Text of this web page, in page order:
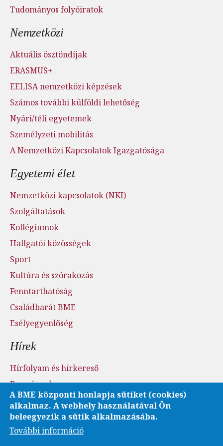
Tudományos folyóiratok
Nemzetközi
Aktuális ösztöndíjak
ERASMUS+
EELISA nemzetközi képzések
Számos további külföldi lehetőség
Nyári/téli egyetemek
Személyzeti mobilitás
A Nemzetközi Kapcsolatok Igazgatósága
Egyetemi élet
Nemzetközi kapcsolatok (NKI)
Szolgáltatások
Kollégiumok
Hallgatói közösségek
Sport
Kultúra és szórakozás
Fenntarthatóság
Családbarát BME
Esélyegyenlőség
Hírek
Hírfolyam és hírkereső
Események
Sajtószoba - sajtófigyelés
Karrier és pályázatok
Fotó- és videótár
A BME központi honlapja sütiket (cookies)
alkalmaz. A webhely használatával Ön
beleegyezik a sütik alkalmazásába.
További információ